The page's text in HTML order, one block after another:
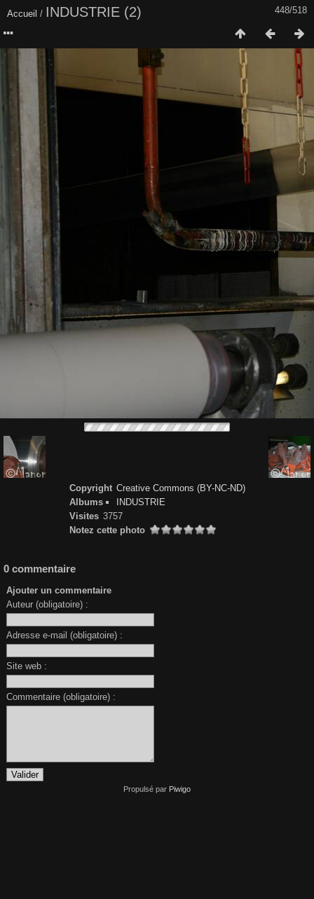
448/518
Accueil / INDUSTRIE (2)
Copyright Creative Commons (BY-NC-ND)
Albums
INDUSTRIE
Visites 3757
Notez cette photo
0 commentaire
Ajouter un commentaire
Auteur (obligatoire) :
Adresse e-mail (obligatoire) :
Site web :
Commentaire (obligatoire) :
Propulsé par Piwigo